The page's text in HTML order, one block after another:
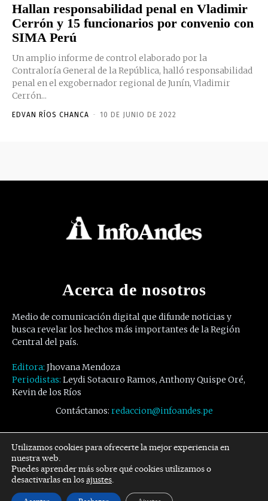
Hallan responsabilidad penal en Vladimir
Cerrón y 15 funcionarios por convenio con
SIMA Perú
Un amplio informe de control elaborado por la
Contraloría General de la República, halló responsabilidad
penal en el exgobernador regional de Junín, Vladimir
Cerrón...
EDVAN RÍOS CHANCA - 10 DE JUNIO DE 2022
Acerca de nosotros
Medio de comunicación digital que difunde noticias y
busca revelar los hechos más importantes de la Región
Central del país.
Editora: Jhovana Mendoza
Periodistas: Leydi Sotacuro Ramos, Anthony Quispe Oré,
Kevin de los Ríos
Contáctanos: redaccion@infoandes.pe
Síguenos
Facebook Twitter Youtube
Utilizamos cookies para ofrecerte la mejor experiencia en
nuestra web.
Puedes aprender más sobre qué cookies utilizamos o
desactivarlas en losajustes.